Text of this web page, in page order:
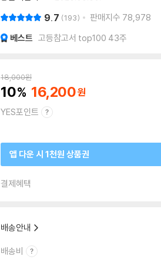
9.7 193 판매지수 78,978
베스트 고등참고서 top100 43주
18,000원
10 16,200
YES포인트
앱 다운 시 1천원 상품권
결제혜택
배송안내
배송비